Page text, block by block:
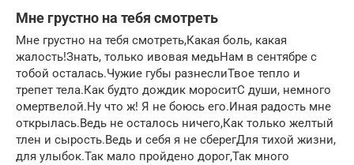
Мне грустно на тебя смотреть
Мне грустно на тебя смотреть,Какая боль, какая
жалость!Знать, только ивовая медьНам в сентябре с
тобой осталась.Чужие губы разнеслиТвое тепло и
трепет тела.Как будто дождик мороситС души, немного
омертвелой.Ну что ж! Я не боюсь его.Иная радость мне
открылась.Ведь не осталось ничего,Как только желтый
тлен и сырость.Ведь и себя я не сберегДля тихой жизни,
для улыбок.Так мало пройдено дорог,Так много